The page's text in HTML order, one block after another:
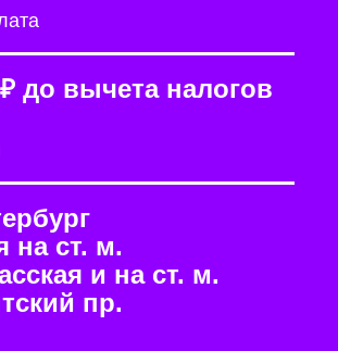
до вычета налогов
на ст. м.
и на ст. м.
пр.